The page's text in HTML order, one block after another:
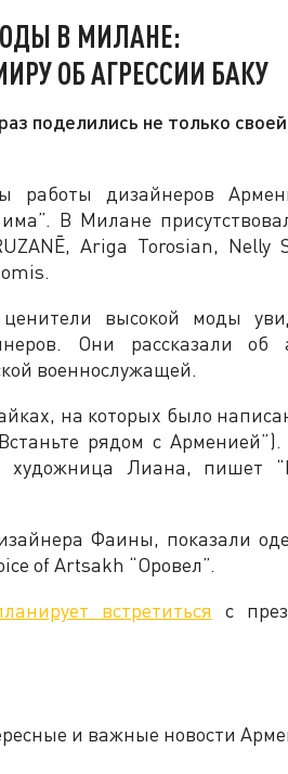
В МИЛАНЕ:
ОБ АГРЕССИИ БАКУ
поделились не только своей
дизайнеров
В Милане
Ariga Torosian, Nelly
высокой моды
Они рассказали об
военнослужащей.
на которых было
рядом с Арменией”).
художница Лиана, пишет
Фаины, показали
of Artsakh “Оровел”.
встретиться с
и важные новости